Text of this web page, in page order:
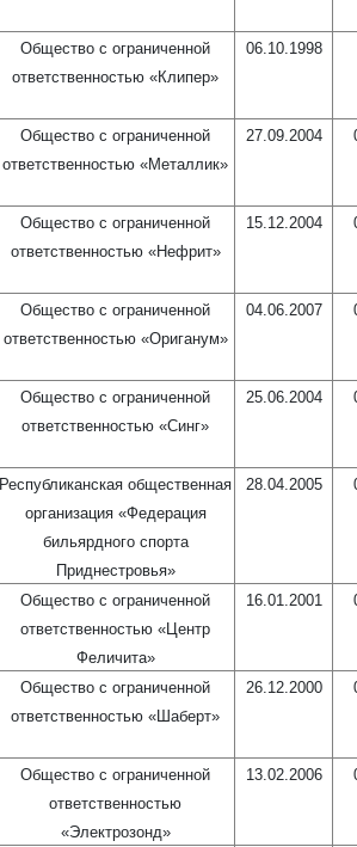
Общество с ограниченной
ответственностью «Клипер»
06.10.1998
Общество с ограниченной
ответственностью «Металлик»
27.09.2004
Общество с ограниченной
ответственностью «Нефрит»
15.12.2004
Общество с ограниченной
ответственностью «Ориганум»
04.06.2007
Общество с ограниченной
ответственностью «Синг»
25.06.2004
Республиканская общественная
организация «Федерация
бильярдного спорта
Приднестровья»
28.04.2005
Общество с ограниченной
ответственностью «Центр
Феличита»
16.01.2001
Общество с ограниченной
ответственностью «Шаберт»
26.12.2000
Общество с ограниченной
ответственностью
«Электрозонд»
13.02.2006